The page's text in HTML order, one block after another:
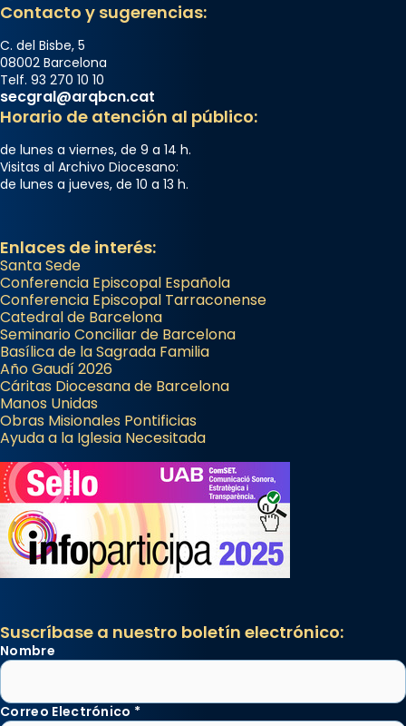
Contacto y sugerencias:
C. del Bisbe, 5
08002 Barcelona
Telf. 93 270 10 10
secgral@arqbcn.cat
Horario de atención al público:
de lunes a viernes, de 9 a 14 h.
Visitas al Archivo Diocesano:
de lunes a jueves, de 10 a 13 h.
Enlaces de interés:
Santa Sede
Conferencia Episcopal Española
Conferencia Episcopal Tarraconense
Catedral de Barcelona
Seminario Conciliar de Barcelona
Basílica de la Sagrada Familia
Año Gaudí 2026
Cáritas Diocesana de Barcelona
Manos Unidas
Obras Misionales Pontificias
Ayuda a la Iglesia Necesitada
Suscríbase a nuestro boletín electrónico:
Nombre
Correo Electrónico *